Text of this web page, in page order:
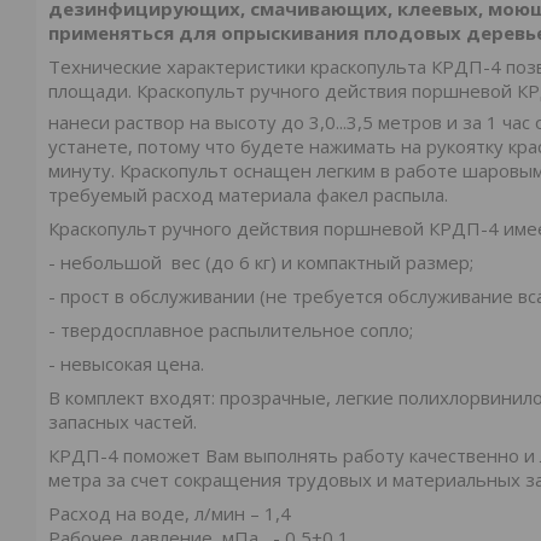
дезинфицирующих, смачивающих, клеевых,
применяться для опрыскивания плодовых
Технические характеристики краскопульта КРДП-4
площади. Краскопульт ручного действия поршневой
нанеси раствор на высоту до 3,0...3,5 метров и за 1
устанете, потому что будете нажимать на рукоятку
минуту. Краскопульт оснащен легким в работе
требуемый расход материала факел распыла.
Краскопульт ручного действия поршневой КРДП-4
- небольшой вес (до 6 кг) и компактный размер;
- прост в обслуживании (не требуется обслуживание
- твердосплавное распылительное сопло;
- невысокая цена.
В комплект входят: прозрачные, легкие
запасных частей.
КРДП-4 поможет Вам выполнять работу качественно
метра за счет сокращения трудовых и материальных
Расход на воде, л/мин – 1,4